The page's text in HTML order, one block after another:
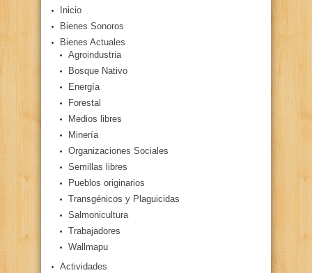
Inicio
Bienes Sonoros
Bienes Actuales
Agroindustria
Bosque Nativo
Energía
Forestal
Medios libres
Minería
Organizaciones Sociales
Semillas libres
Pueblos originarios
Transgénicos y Plaguicidas
Salmonicultura
Trabajadores
Wallmapu
Actividades